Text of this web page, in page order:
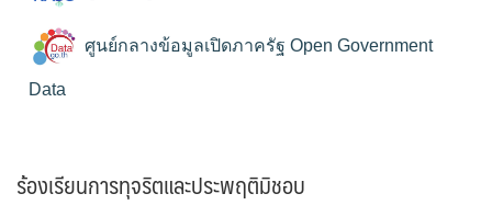
ศูนย์กลางข้อมูลเปิดภาครัฐ Open Government
Data
ร้องเรียนการทุจริตและประพฤติมิชอบ